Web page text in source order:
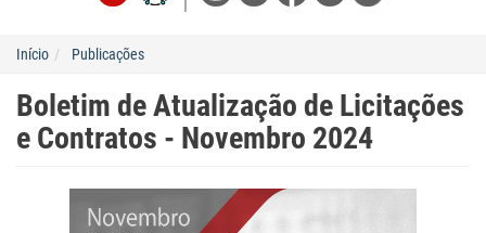
Início Publicações
Boletim de Atualização de Licitações
e Contratos - Novembro 2024